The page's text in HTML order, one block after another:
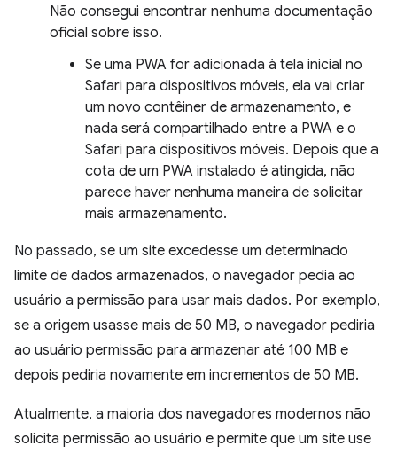
Não consegui encontrar nenhuma documentação
oficial sobre isso.
Se uma PWA for adicionada à tela inicial no
Safari para dispositivos móveis, ela vai criar
um novo contêiner de armazenamento, e
nada será compartilhado entre a PWA e o
Safari para dispositivos móveis. Depois que a
cota de um PWA instalado é atingida, não
parece haver nenhuma maneira de solicitar
mais armazenamento.
No passado, se um site excedesse um determinado
limite de dados armazenados, o navegador pedia ao
usuário a permissão para usar mais dados. Por exemplo,
se a origem usasse mais de 50 MB, o navegador pediria
ao usuário permissão para armazenar até 100 MB e
depois pediria novamente em incrementos de 50 MB.
Atualmente, a maioria dos navegadores modernos não
solicita permissão ao usuário e permite que um site use